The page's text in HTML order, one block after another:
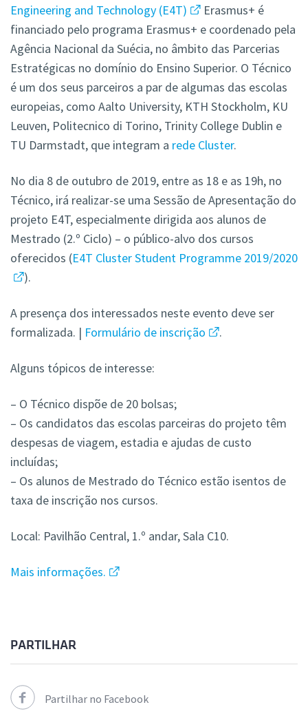
Engineering and Technology (E4T)
Erasmus+ é
financiado pelo programa Erasmus+ e coordenado pela
Agência Nacional da Suécia, no âmbito das Parcerias
Estratégicas no domínio do Ensino Superior. O Técnico
é um dos seus parceiros a par de algumas das escolas
europeias, como Aalto University, KTH Stockholm, KU
Leuven, Politecnico di Torino, Trinity College Dublin e
TU Darmstadt, que integram a rede Cluster.
No dia 8 de outubro de 2019, entre as 18 e as 19h, no
Técnico, irá realizar-se uma Sessão de Apresentação do
projeto E4T, especialmente dirigida aos alunos de
Mestrado (2.º Ciclo) – o público-alvo dos cursos
oferecidos (E4T Cluster Student Programme 2019/2020
).
A presença dos interessados neste evento deve ser
formalizada. | Formulário de inscrição .
Alguns tópicos de interesse:
– O Técnico dispõe de 20 bolsas;
– Os candidatos das escolas parceiras do projeto têm
despesas de viagem, estadia e ajudas de custo
incluídas;
– Os alunos de Mestrado do Técnico estão isentos de
taxa de inscrição nos cursos.
Local: Pavilhão Central, 1.º andar, Sala C10.
Mais informações.
PARTILHAR
Partilhar no Facebook